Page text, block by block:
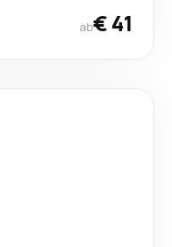
ab€ 41